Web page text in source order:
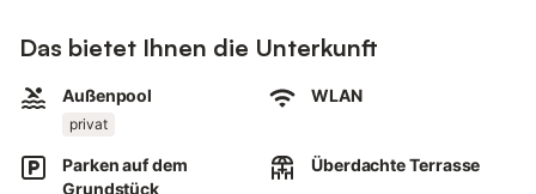
Zur Ausstattung gehören außerdem WLAN, eine Klimaanlage in
allen Räumen, ein Kamin, Satellitenfernsehen, ein Babybett und
ein Kinderhochstuhl.
Das absolute Highlight ist der traumhafte Außenbereich, den Sie
in Ruhe erkunden können und wo Sie ein paradiesischer Garten
mit mediterranen Pflanzen empfängt. Zwischen grünen
Das bietet Ihnen die Unterkunft
Außenpool
privat
WLAN
Parken auf dem
Grundstück
Überdachte Terrasse